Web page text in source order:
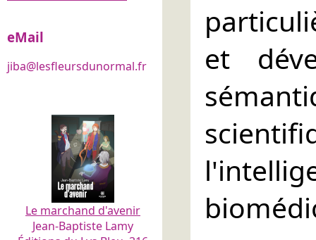
eMail
jiba@lesfleursdunormal.fr
Le marchand d'avenir
Jean-Baptiste Lamy
et